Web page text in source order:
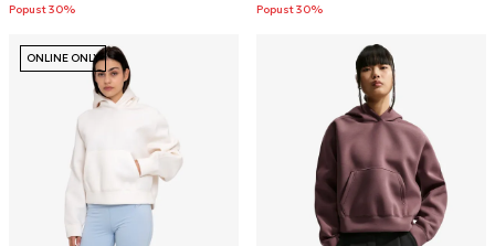
Popust 30% Popust 30%
ONLINE ONLY